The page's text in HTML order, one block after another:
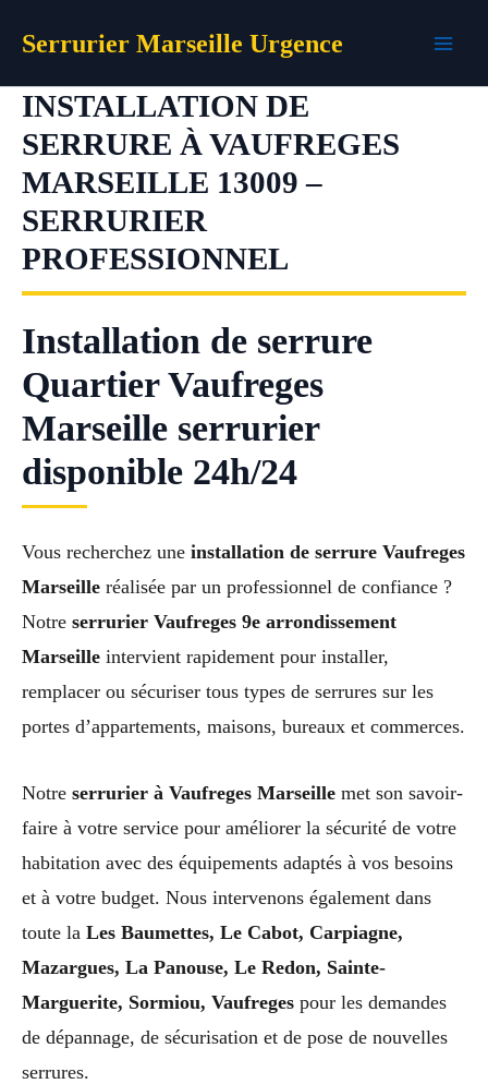
Serrurier Marseille Urgence
INSTALLATION DE
SERRURE À VAUFREGES
MARSEILLE 13009 –
SERRURIER
PROFESSIONNEL
Installation de serrure
Quartier Vaufreges
Marseille serrurier
disponible 24h/24
Vous recherchez une installation de serrure Vaufreges
Marseille réalisée par un professionnel de confiance ?
Notre serrurier Vaufreges 9e arrondissement
Marseille intervient rapidement pour installer,
remplacer ou sécuriser tous types de serrures sur les
portes d’appartements, maisons, bureaux et commerces.
Notre serrurier à Vaufreges Marseille met son savoir-
faire à votre service pour améliorer la sécurité de votre
habitation avec des équipements adaptés à vos besoins
et à votre budget. Nous intervenons également dans
toute la Les Baumettes, Le Cabot, Carpiagne,
Mazargues, La Panouse, Le Redon, Sainte-
Marguerite, Sormiou, Vaufreges pour les demandes
de dépannage, de sécurisation et de pose de nouvelles
serrures.